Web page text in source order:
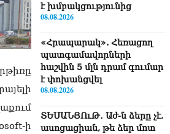
ի
է խմբակցությունից
08.08.2026
«Հրապարակ». Հեռացող
պատգամավորների
հաշվին 5 մլն դրամ գումար
է փոխանցվել
08.08.2026
ՏԵՍԱՆՅՈւԹ․ Աժ-ն ձերը չէ,
ասոցացիան, թե ձեր մոտ